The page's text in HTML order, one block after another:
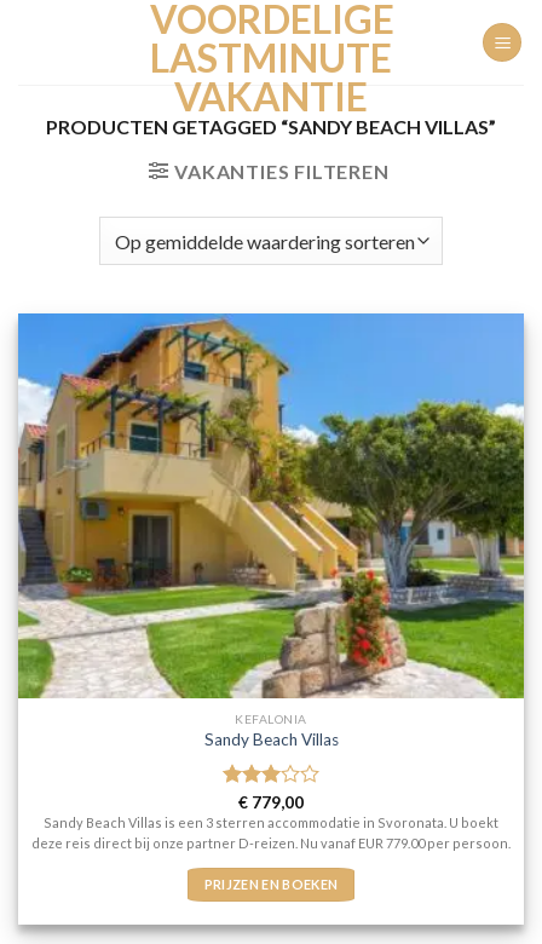
VOORDELIGE
LASTMINUTE
VAKANTIE
PRODUCTEN GETAGGED “SANDY BEACH VILLAS”
VAKANTIES FILTEREN
KEFALONIA
Sandy Beach Villas
Gewaardeerd
3uit 5
€ 779,00
Sandy Beach Villas is een 3 sterren accommodatie in Svoronata. U boekt
deze reis direct bij onze partner D-reizen. Nu vanaf EUR 779.00 per persoon.
PRIJZEN EN BOEKEN